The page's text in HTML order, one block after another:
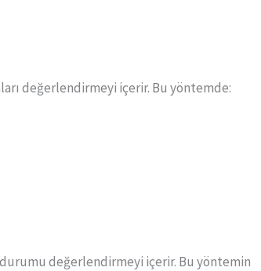
değerlendirmeyi içerir. Bu yöntemde:
değerlendirmeyi içerir. Bu yöntemin